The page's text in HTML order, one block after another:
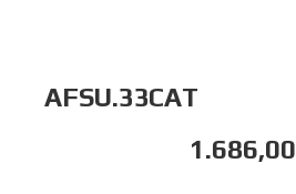
AFSU.33CAT
1.686,00